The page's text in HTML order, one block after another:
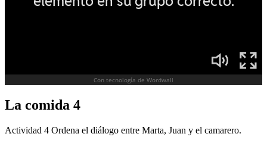
La comida 4
Actividad 4 Ordena el diálogo entre Marta, Juan y el camarero.